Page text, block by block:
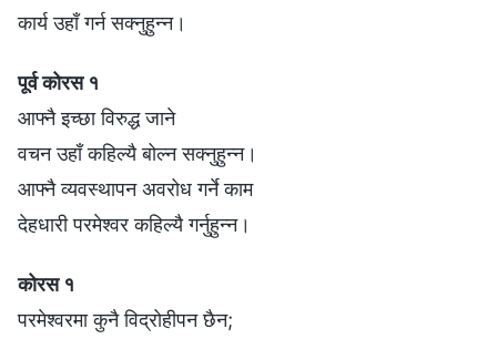
कार्य उहाँ गर्न सक्नुहुन्न।
पूर्व कोरस १
आफ्नै इच्छा विरुद्ध जाने
वचन उहाँ कहिल्यै बोल्न सक्नुहुन्न।
आफ्नै व्यवस्थापन अवरोध गर्ने काम
देहधारी परमेश्‍वर कहिल्यै गर्नुहुन्न।
कोरस १
परमेश्‍वरमा कुनै विद्रोहीपन छैन;